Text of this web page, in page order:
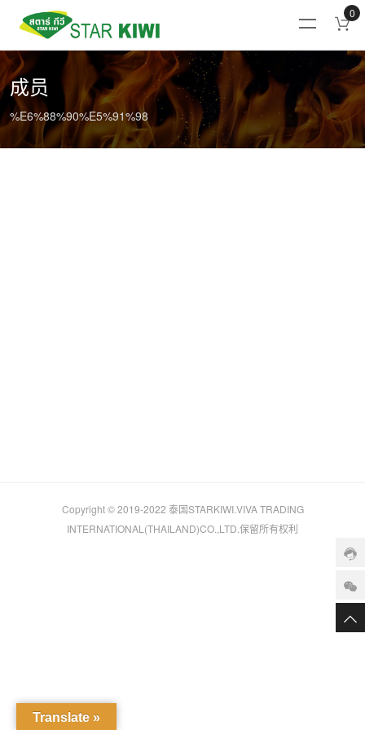
成员
%E6%88%90%E5%91%98
Copyright © 2019-2022 泰国STARKIWI.VIVA TRADING
INTERNATIONAL(THAILAND)CO.,LTD.保留所有权利
0
Translate »